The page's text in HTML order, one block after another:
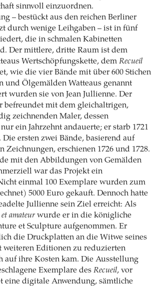
sinnvoll einzuordnen.
– bestückt aus den reichen Berliner
durch wenige Leihgaben – ist in fünf
die in schmalen Kabinetten
Der mittlere, dritte Raum ist dem
Wertschöpfungskette, dem Recueil
wie die vier Bände mit über 600 Stichen
und Ölgemälden Watteaus genannt
wurden sie von Jean Jullienne. Der
befreundet mit dem gleichaltrigen,
zeichnenden Maler, dessen
ein Jahrzehnt andauerte; er starb 1721
Die ersten zwei Bände, basierend auf
Zeichnungen, erschienen 1726 und 1728.
mit den Abbildungen von Gemälden
war das Projekt ein
einmal 100 Exemplare wurden zum
5000 Euro gekauft. Dennoch hatte
Jullienne sein Ziel erreicht: Als
amateur wurde er in die königliche
et Sculpture aufgenommen. Er
die Druckplatten an die Witwe seines
weiteren Editionen zu reduzierten
auf ihre Kosten kam. Die Ausstellung
Exemplare des Recueil, vor
eine digitale Anwendung, sämtliche